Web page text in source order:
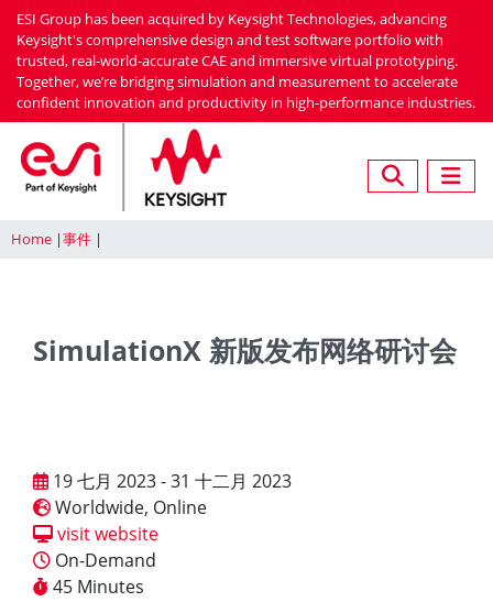
Skip
main
content
ESI Group has been acquired by Keysight Technologies, advancing
Keysight's comprehensive design and test software portfolio with
trusted, real-world-accurate CAE and immersive virtual prototyping.
Together, we’re bridging simulation and measurement to accelerate
confident innovation and productivity in high-performance industries.
Home 事件
SimulationX 新版发布网络研讨会
19 七月 2023 - 31 十二月 2023
Worldwide, Online
visit website
On-Demand
45 Minutes